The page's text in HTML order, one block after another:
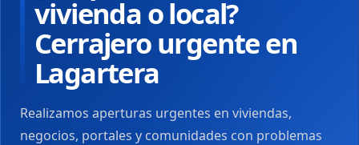
vivienda o local?
Cerrajero urgente en
Lagartera
Realizamos aperturas urgentes en viviendas,
negocios, portales y comunidades con problemas